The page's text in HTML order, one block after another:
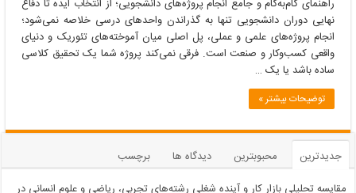
و
جامع
انجام
پروژه‌های
راهنمای گام‌به‌گام و جامع انجام پروژه‌های دانشجویی؛ از انتخاب ایده تا دفاع
نهایی دوران دانشجویی تنها به گذراندن واحدهای درسی خلاصه نمی‌شود؛
انجام پروژه‌های علمی و عملی، پل اصلی میان آموخته‌های تئوریک و دنیای
واقعی کسب‌وکار و صنعت است. فرقی نمی‌کند پروژه شما یک تحقیق کلاسی
ساده باشد یا یک …
توضیحات بیشتر »
جدیدترین محبوبترین دیدگاه ها
برچسب
مقایسه تحلیلی بازار کار و آینده شغلی رشته‌های تجربی، ریاضی و علوم انسانی در